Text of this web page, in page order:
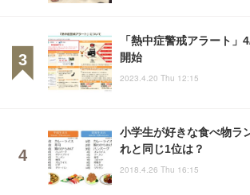
「熱中症警戒アラート」
開始
2023.4.20 Thu 12:15
小学生が好きな食べ物ラ
れと同じ1位は？
2018.4.26 Thu 16:15